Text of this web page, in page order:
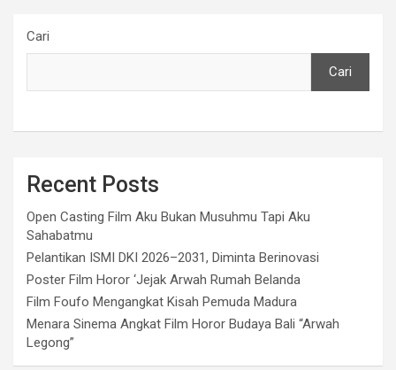
Cari
Cari
Recent Posts
Open Casting Film Aku Bukan Musuhmu Tapi Aku
Sahabatmu
Pelantikan ISMI DKI 2026–2031, Diminta Berinovasi
Poster Film Horor ‘Jejak Arwah Rumah Belanda
Film Foufo Mengangkat Kisah Pemuda Madura
Menara Sinema Angkat Film Horor Budaya Bali “Arwah
Legong”